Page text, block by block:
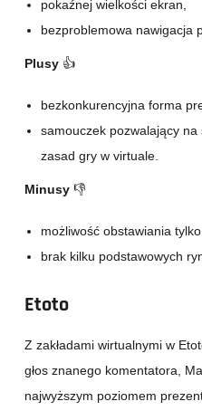
pokaźnej wielkości ekran,
bezproblemowa nawigacja
Plusy 👍
bezkonkurencyjna forma
samouczek pozwalający
zasad gry w virtuale.
Minusy 👎
możliwość obstawiania tylko
brak kilku podstawowych
Etoto
Z zakładami wirtualnymi w
głos znanego komentatora,
najwyższym poziomem